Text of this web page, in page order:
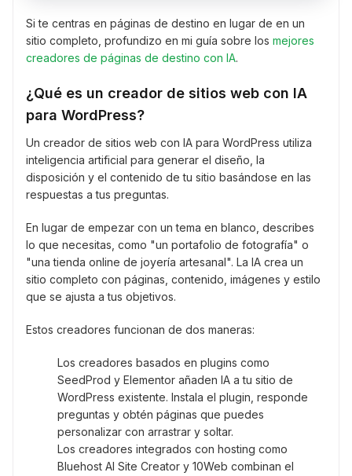
Si te centras en páginas de destino en lugar de en un
sitio completo, profundizo en mi guía sobre los mejores
creadores de páginas de destino con IA.
¿Qué es un creador de sitios web con IA
para WordPress?
Un creador de sitios web con IA para WordPress utiliza
inteligencia artificial para generar el diseño, la
disposición y el contenido de tu sitio basándose en las
respuestas a tus preguntas.
En lugar de empezar con un tema en blanco, describes
lo que necesitas, como "un portafolio de fotografía" o
"una tienda online de joyería artesanal". La IA crea un
sitio completo con páginas, contenido, imágenes y estilo
que se ajusta a tus objetivos.
Estos creadores funcionan de dos maneras:
Los creadores basados en plugins como
SeedProd y Elementor añaden IA a tu sitio de
WordPress existente. Instala el plugin, responde
preguntas y obtén páginas que puedes
personalizar con arrastrar y soltar.
Los creadores integrados con hosting como
Bluehost AI Site Creator y 10Web combinan el